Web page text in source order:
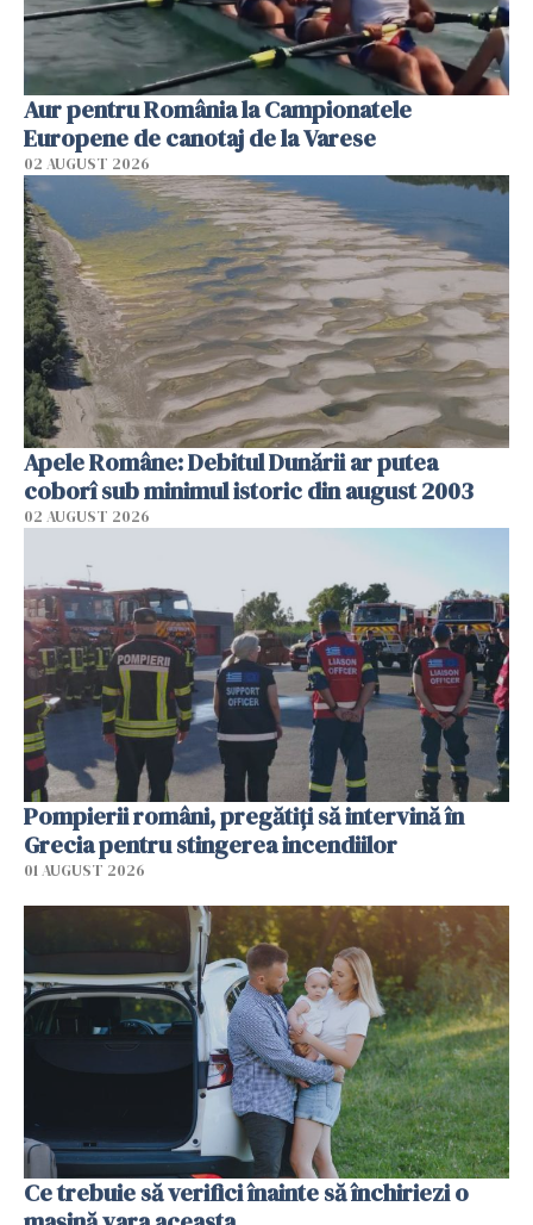
Aur pentru România la Campionatele
Europene de canotaj de la Varese
02 AUGUST 2026
Apele Române: Debitul Dunării ar putea
coborî sub minimul istoric din august 2003
02 AUGUST 2026
Pompierii români, pregătiţi să intervină în
Grecia pentru stingerea incendiilor
01 AUGUST 2026
Ce trebuie să verifici înainte să închiriezi o